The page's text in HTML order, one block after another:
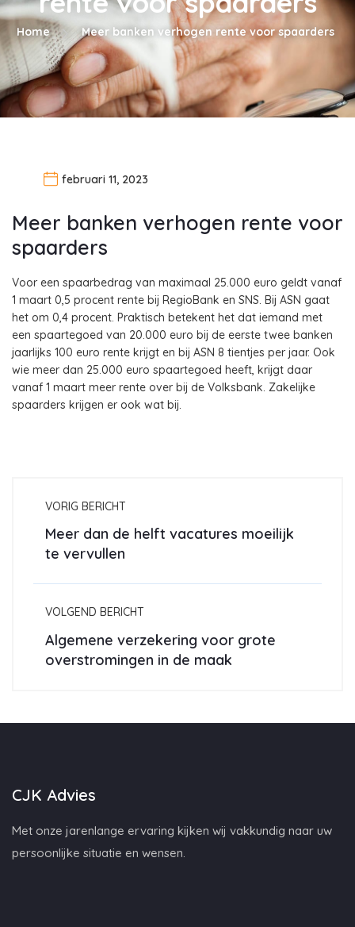
Home Meer banken verhogen rente voor spaarders
februari 11, 2023
Meer banken verhogen rente voor
spaarders
Voor een spaarbedrag van maximaal 25.000 euro geldt vanaf
1 maart 0,5 procent rente bij RegioBank en SNS. Bij ASN gaat
het om 0,4 procent. Praktisch betekent het dat iemand met
een spaartegoed van 20.000 euro bij de eerste twee banken
jaarlijks 100 euro rente krijgt en bij ASN 8 tientjes per jaar. Ook
wie meer dan 25.000 euro spaartegoed heeft, krijgt daar
vanaf 1 maart meer rente over bij de Volksbank. Zakelijke
spaarders krijgen er ook wat bij.
VORIG BERICHT
Meer dan de helft vacatures moeilijk
te vervullen
VOLGEND BERICHT
Algemene verzekering voor grote
overstromingen in de maak
CJK Advies
Met onze jarenlange ervaring kijken wij vakkundig naar uw
persoonlijke situatie en wensen.